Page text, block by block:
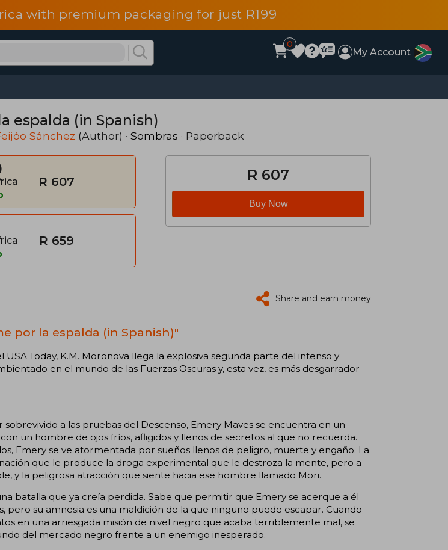
with premium packaging for just R199
0
My Account
espalda (in Spanish)
Sánchez (Author) · Sombras · Paperback
R 607
R 659
R 607
Buy Now
Share and earn money
por la espalda (in Spanish)"
Today, K.M. Moronova llega la explosiva segunda parte del intenso y
en el mundo de las Fuerzas Oscuras y, esta vez, es más desgarrador
a las pruebas del Descenso, Emery Maves se encuentra en un
un hombre de ojos fríos, afligidos y llenos de secretos al que no recuerda.
Emery se ve atormentada por sueños llenos de peligro, muerte y engaño. La
que le produce la droga experimental que le destroza la mente, pero a
y la peligrosa atracción que siente hacia ese hombre llamado Mori.
batalla que ya creía perdida. Sabe que permitir que Emery se acerque a él
pero su amnesia es una maldición de la que ninguno puede escapar. Cuando
en una arriesgada misión de nivel negro que acaba terriblemente mal, se
del mercado negro frente a un enemigo inesperado.